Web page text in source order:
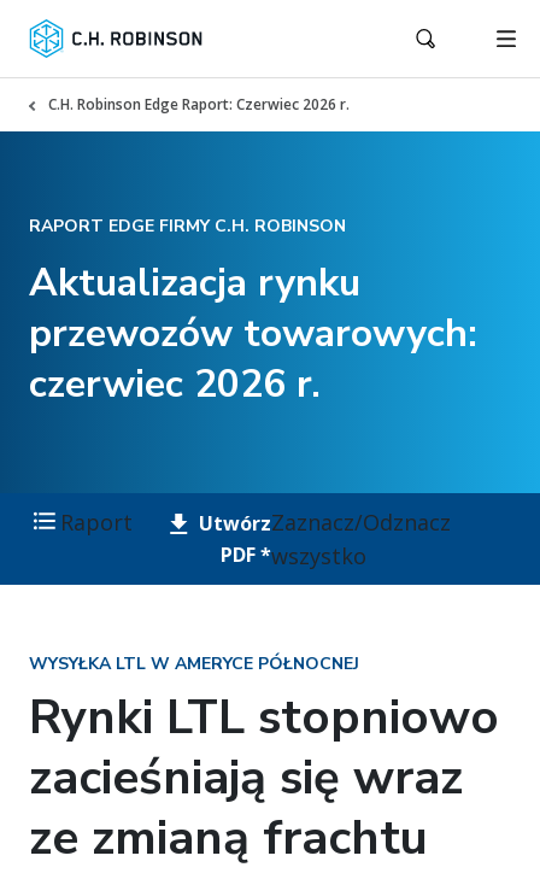
C.H. Robinson Edge Raport: Czerwiec 2026 r.
RAPORT EDGE FIRMY C.H. ROBINSON
Aktualizacja rynku
przewozów towarowych:
czerwiec 2026 r.
Raport
Utwórz
PDF *
Zaznacz/Odznacz
wszystko
WYSYŁKA LTL W AMERYCE PÓŁNOCNEJ
Rynki LTL stopniowo
zacieśniają się wraz
ze zmianą frachtu